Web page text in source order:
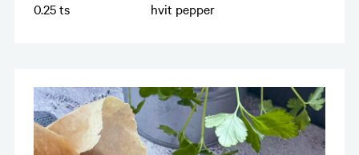
0.25ts hvit pepper